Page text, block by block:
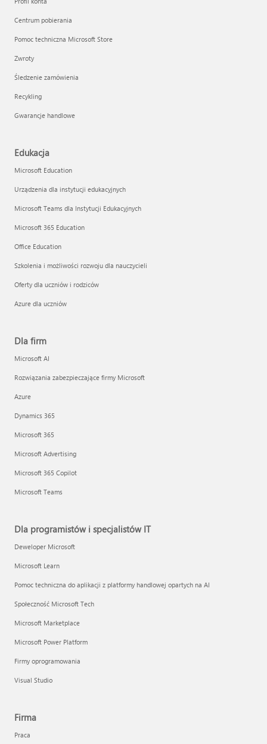
Centrum pobierania
Pomoc techniczna Microsoft Store
Zwroty
Śledzenie zamówienia
Recykling
Gwarancje handlowe
Edukacja
Microsoft Education
Urządzenia dla instytucji edukacyjnych
Microsoft Teams dla Instytucji Edukacyjnych
Microsoft 365 Education
Office Education
Szkolenia i możliwości rozwoju dla nauczycieli
Oferty dla uczniów i rodziców
Azure dla uczniów
Dla firm
Microsoft AI
Rozwiązania zabezpieczające firmy Microsoft
Azure
Dynamics 365
Microsoft 365
Microsoft Advertising
Microsoft 365 Copilot
Microsoft Teams
Dla programistów i specjalistów IT
Deweloper Microsoft
Microsoft Learn
Pomoc techniczna do aplikacji z platformy handlowej opartych na AI
Społeczność Microsoft Tech
Microsoft Marketplace
Microsoft Power Platform
Firmy oprogramowania
Visual Studio
Firma
Praca